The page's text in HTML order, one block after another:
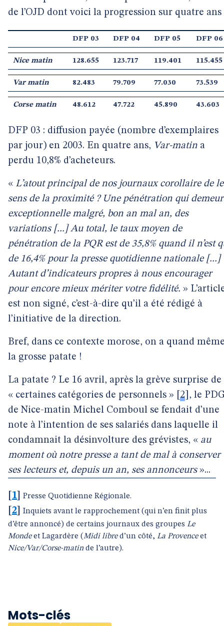
de l’OJD dont voici la progression sur quatre ans
DFP 03 DFP 04 DFP 05 DFP 06
Nice matin 128.655 123.717 119.401 115.455
Var matin 82.483 79.709 77.030 73.539
Corse matin 48.612 47.722 45.890 43.603
DFP 03 : diffusion payée (nombre d’exemplaires
par jour) en 2003. En quatre ans, Var-matin a
perdu 10,8% d’acheteurs.
« L’atout principal de nos journaux corollaire de
sens de la proximité ? Une pénétration qui
exceptionnelle malgré, bon an mal an, des
variations [...] Au total, le taux moyen de
pénétration de la PQR est de 35,8% quand il n’est
de 16,4% pour la presse quotidienne nationale [...]
Autant d’indicateurs propres à nous encourager
pour encore mieux mériter votre fidélité. »
est non signé, c’est-à-dire qu’il a été rédigé à
l’initiative de la direction.
Bref, dans ce contexte morose, on a quand
la grosse patate !
La patate ? Le 16 avril, après la grève surprise de
« certaines catégories de personnels »
2 , le
de Nice-matin Michel Comboul se fendait d’une
note à l’intention de ses salariés dans laquelle il
condamnait la désinvolture des grévistes, « au
moment où notre presse a tant de mal à conserver
ses lecteurs et, depuis un an, ses annonceurs»...
1 Presse Quotidienne Régionale.
2
Inquiets avant le rapprochement (qui n’en finit plus
d’être annoncé) de certains journaux des groupes Le
Mondeet Lagardère (Midi libred’un côté, La Provenceet
Nice/Var/Corse-matin de l’autre).
Mots-clés